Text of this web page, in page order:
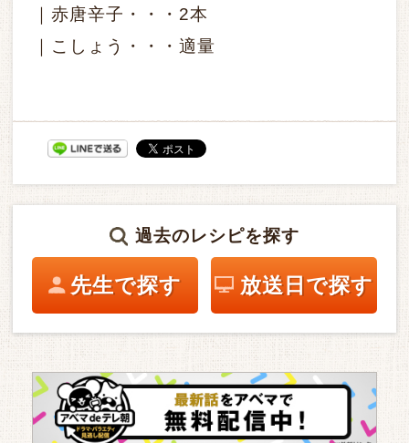
｜赤唐辛子・・・2本
｜こしょう・・・適量
過去のレシピを探す
先生で探す 放送日で探す